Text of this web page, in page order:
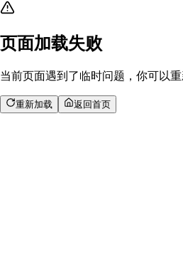
页面加载失败
当前页面遇到了临时问题，你可以重
重新加载 返回首页